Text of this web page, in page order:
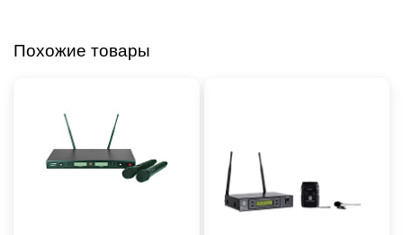
Похожие товары